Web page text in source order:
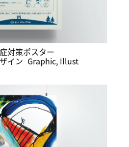
対策ポスター
イン Graphic, Illust